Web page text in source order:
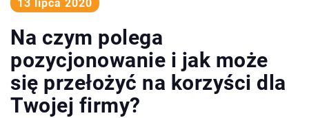
13 lipca 2020
Na czym polega
pozycjonowanie i jak może
się przełożyć na korzyści dla
Twojej firmy?